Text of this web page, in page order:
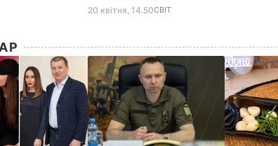
20 квітня, 14.50СВІТ